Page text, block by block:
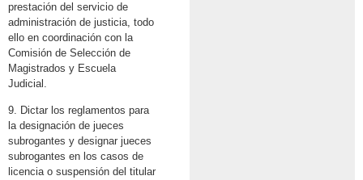
prestación del servicio de
administración de justicia, todo
ello en coordinación con la
Comisión de Selección de
Magistrados y Escuela
Judicial.
9. Dictar los reglamentos para
la designación de jueces
subrogantes y designar jueces
subrogantes en los casos de
licencia o suspensión del titular